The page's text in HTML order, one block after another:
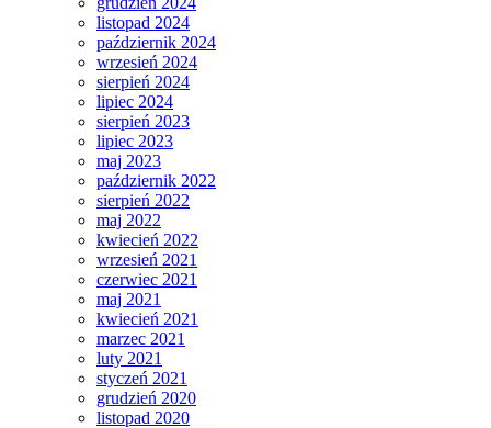
listopad 2024
październik 2024
wrzesień 2024
sierpień 2024
lipiec 2024
sierpień 2023
lipiec 2023
maj 2023
październik 2022
sierpień 2022
maj 2022
kwiecień 2022
wrzesień 2021
czerwiec 2021
maj 2021
kwiecień 2021
marzec 2021
luty 2021
styczeń 2021
grudzień 2020
listopad 2020